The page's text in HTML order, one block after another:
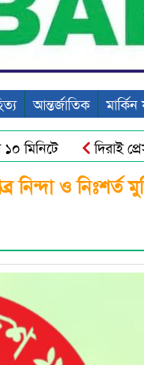
আন্তর্জাতিক মার্কিন
দিরাই
পরিদর্শন
নিন্দা ও নিঃশর্ত